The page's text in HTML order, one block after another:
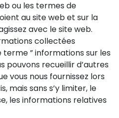
ou les termes de
au site web et sur la
avec le site web.
collectées
” informations sur les
pouvons recueillir d’autres
vous nous fournissez lors
mais sans s’y limiter, le
les informations relatives